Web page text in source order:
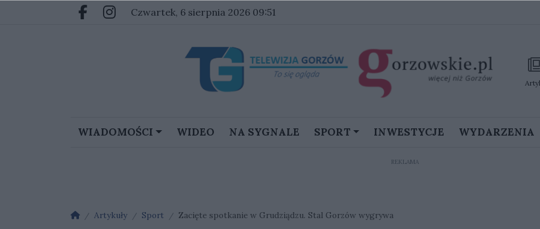
Przejdź do głównych treści
Przejdź do głównego menu
Facebook.com
Instagram.com
czwartek, 6 sierpnia 2026 09:51
WIADOMOŚCI WIDEO NA SYGNALE SPORT INWESTYCJE WYDARZENIA
REKLAMA
Strona główna
Artykuły Sport Zacięte spotkanie w Grudziądzu. Stal Gorzów wygrywa